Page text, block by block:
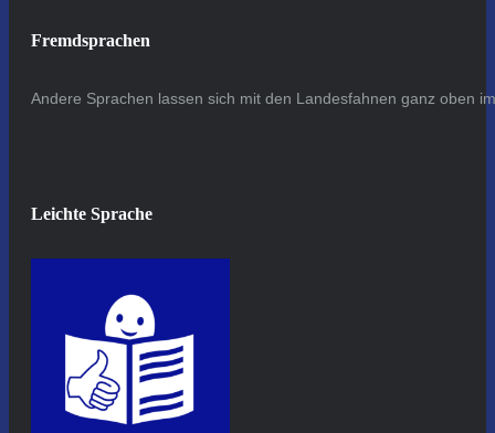
Fremdsprachen
Andere Sprachen lassen sich mit den Landesfahnen ganz oben
Leichte Sprache